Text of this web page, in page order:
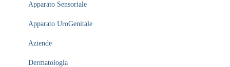
Apparato Sensoriale
Apparato UroGenitale
Aziende
Dermatologia